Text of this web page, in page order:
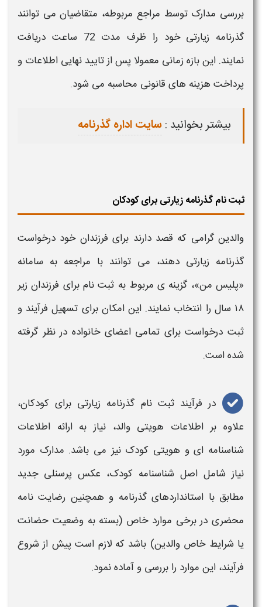
بررسی مدارک توسط مراجع مربوطه، متقاضیان می‌ توانند
گذرنامه زیارتی
خود را ظرف مدت 72 ساعت دریافت
نمایند. این بازه زمانی معمولا پس از تایید نهایی اطلاعات و
پرداخت هزینه‌ های قانونی محاسبه می‌ شود.
بیشتر بخوانید :سایت اداره گذرنامه
ثبت نام گذرنامه زیارتی برای کودکان
والدین گرامی که قصد دارند برای فرزندان خود درخواست
گذرنامه زیارتی دهند، می‌ توانند با مراجعه به سامانه
«پلیس من»، گزینه‌ ی مربوط به ثبت نامبرای فرزندان زیر
۱۸ سال را انتخاب نمایند. این امکان برای تسهیل فرآیند و
ثبت درخواست برای تمامی اعضای خانواده در نظر گرفته
شده است.
در فرآیندثبت نام گذرنامه زیارتی برای کودکان،
علاوه بر اطلاعات هویتی والد، نیاز به ارائه اطلاعات
شناسنامه‌ ای و هویتی کودک نیز می‌ باشد. مدارک مورد
نیاز شامل اصل شناسنامه کودک، عکس پرسنلی جدید
مطابق با استانداردهایگذرنامه و همچنین رضایت‌ نامه
محضری در برخی موارد خاص (بسته به وضعیت حضانت
یا شرایط خاص والدین) باشد که لازم است پیش از شروع
فرآیند، این موارد را بررسی و آماده نمود.